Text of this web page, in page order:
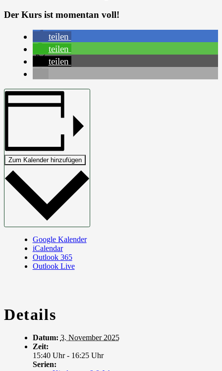
Der Kurs ist momentan voll!
teilen
teilen
teilen
Zum Kalender hinzufügen
Google Kalender
iCalendar
Outlook 365
Outlook Live
Details
Datum: 3. November 2025
Zeit:
15:40 Uhr - 16:25 Uhr
Serien: